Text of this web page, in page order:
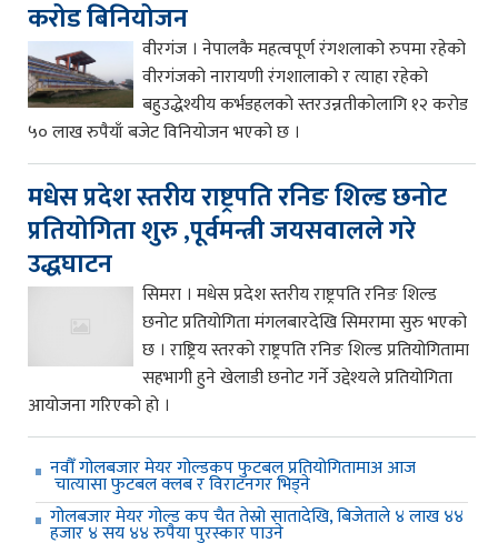
करोड बिनियोजन
वीरगंज । नेपालकै महत्वपूर्ण रंगशलाको रुपमा रहेको
वीरगंजको नारायणी रंगशालाको र त्याहा रहेको
बहुउद्धेश्यीय कर्भडहलको स्तरउन्नतीकोलागि १२ करोड
५० लाख रुपैयाँ बजेट विनियोजन भएको छ ।
मधेस प्रदेश स्तरीय राष्ट्रपति रनिङ शिल्ड छनोट
प्रतियोगिता शुरु ,पूर्वमन्त्री जयसवालले गरे
उद्धघाटन
सिमरा । मधेस प्रदेश स्तरीय राष्ट्रपति रनिङ शिल्ड
छनोट प्रतियोगिता मंगलबारदेखि सिमरामा सुरु भएको
छ । राष्ट्रिय स्तरको राष्ट्रपति रनिङ शिल्ड प्रतियोगितामा
सहभागी हुने खेलाडी छनोट गर्ने उद्देश्यले प्रतियोगिता
आयोजना गरिएको हो ।
नवौँ गोलबजार मेयर गोल्डकप फुटबल प्रतियोगितामाअ आज
चात्यासा फुटबल क्लब र विराटनगर भिड्ने
गोलबजार मेयर गोल्ड कप चैत तेस्रो सातादेखि, बिजेताले ४ लाख ४४
हजार ४ सय ४४ रुपैया पुरस्कार पाउने